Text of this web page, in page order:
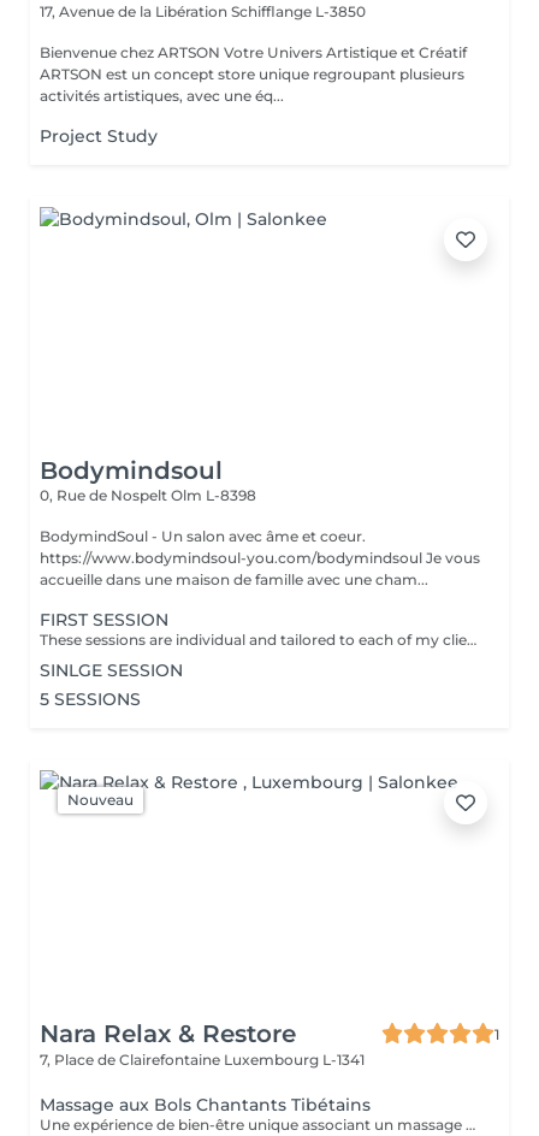
17, Avenue de la Libération Schifflange L-3850
Bienvenue chez ARTSON Votre Univers Artistique et Créatif
ARTSON est un concept store unique regroupant plusieurs
activités artistiques, avec une éq...
Project Study
Bodymindsoul
0, Rue de Nospelt Olm L-8398
BodymindSoul - Un salon avec âme et coeur.
https://www.bodymindsoul-you.com/bodymindsoul Je vous
accueille dans une maison de famille avec une cham...
FIRST SESSION
These sessions are individual and tailored to each of my clients, as we all have lived our own unique stories and have more to discover. Whether you're feeling low on courage, lost in your path, lacking focus and concentration, disconnected from your body, overwhelmed by fears that dictate your life, or constantly comparing yourself to others, these sessions are designed to assist you on your journey. Together, we find tools to restore emotional balance, achieve inner peace, and work towards your personal goals. How? -Breathing techniques - Visualisation - Specific moves - Reconnecting to your body - Self-reflection Each of the session is : - Language of your choice: English, French, German, Luxembourgish - 45-60 minutes - Structure: Recapping / Exchange & 15-30min Practice / Closing + Defining homework - Via zoom (if you dont have zoom we find an other solution) - Is confidential
SINLGE SESSION
5 SESSIONS
Nouveau
Nara Relax & Restore
1
7, Place de Clairefontaine Luxembourg L-1341
Massage aux Bols Chantants Tibétains
Une expérience de bien-être unique associant un massage doux, des huiles aromatiques et les sons apaisants des bols chantants tibétains. Les vibrations harmonieuses et les tonalités relaxantes créent une atmosphère immersive propice à la détente et à la déconnexion du quotidien.